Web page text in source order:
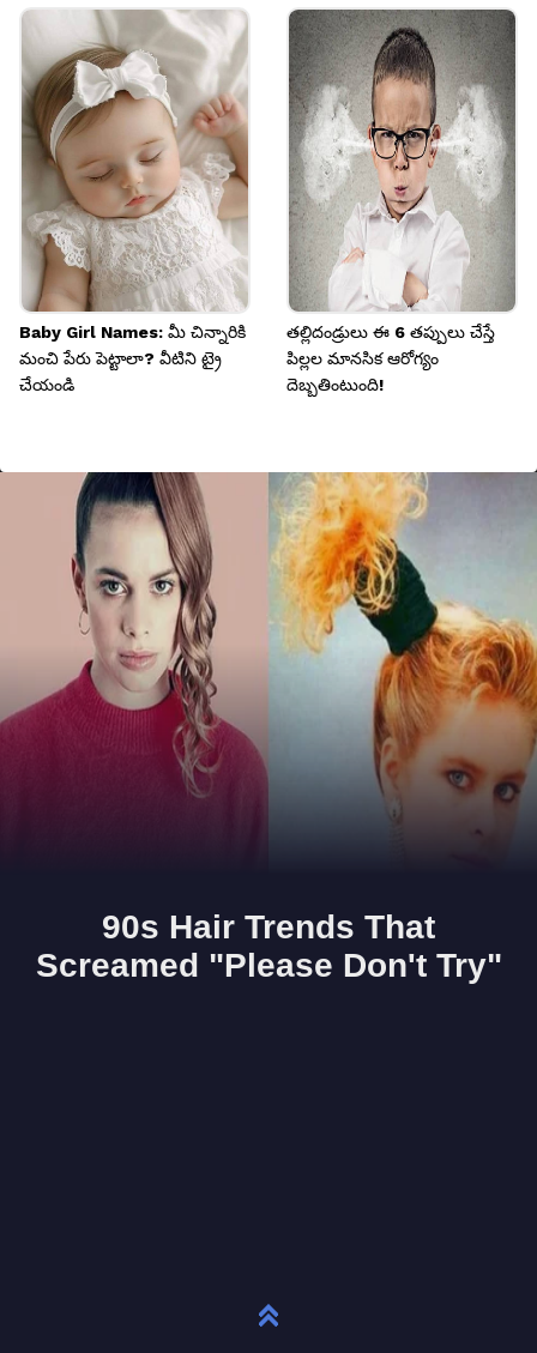
Baby Girl Names: మీ చిన్నారికి
మంచి పేరు పెట్టాలా? వీటిని ట్రై
చేయండి
తల్లిదండ్రులు ఈ 6 తప్పులు చేస్తే
పిల్లల మానసిక ఆరోగ్యం
దెబ్బతింటుంది!